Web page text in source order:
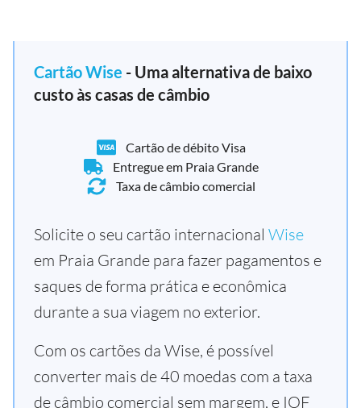
Cartão Wise - Uma alternativa de baixo
custo às casas de câmbio
Cartão de débito Visa
Entregue em Praia Grande
Taxa de câmbio comercial
Solicite o seu cartão internacional Wise
em Praia Grande para fazer pagamentos e
saques de forma prática e econômica
durante a sua viagem no exterior.
Com os cartões da Wise, é possível
converter mais de 40 moedas com a taxa
de câmbio comercial sem margem, e IOF